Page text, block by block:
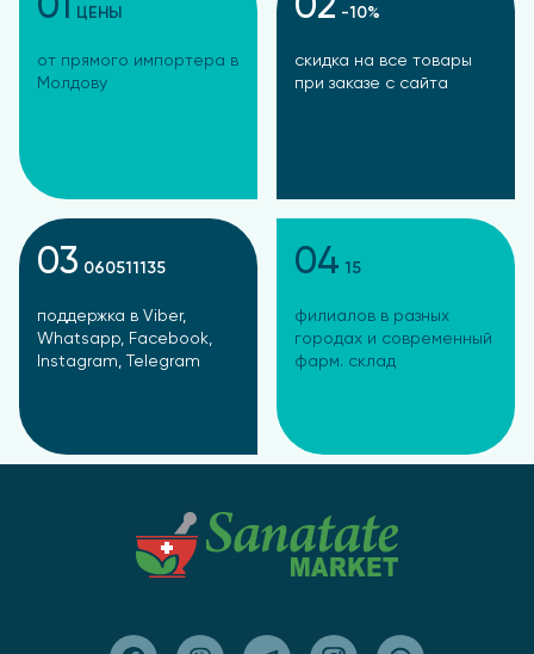
ЦЕНЫ
от прямого импортера в
Молдову
-10%
скидка на все товары
при заказе с сайта
03 060511135
поддержка в Viber,
Whatsapp, Facebook,
Instagram, Telegram
04 15
филиалов в разных
городах и современный
фарм. склад